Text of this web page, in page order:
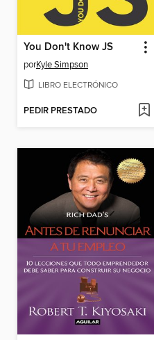
You Don't Know JS
porKyle Simpson
LIBRO ELECTRÓNICO
PEDIR PRESTADO